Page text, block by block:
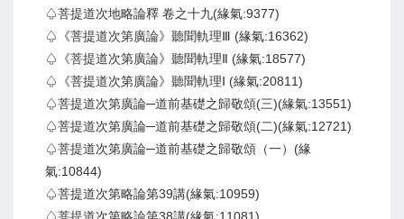
♤菩提道次地略論釋 卷之十九(緣氣:9377)
♤《菩提道次第廣論》聽聞軌理Ⅲ (緣氣:16362)
♤《菩提道次第廣論》聽聞軌理Ⅱ (緣氣:18577)
♤《菩提道次第廣論》聽聞軌理Ⅰ (緣氣:20811)
♤菩提道次第廣論─道前基礎之歸敬頌(三)(緣氣:13551)
♤菩提道次第廣論─道前基礎之歸敬頌(二)(緣氣:12721)
♤菩提道次第廣論─道前基礎之歸敬頌（一）(緣
氣:10844)
♤菩提道次第略論第39講(緣氣:10959)
♤菩提道次第略論第38講(緣氣:11081)